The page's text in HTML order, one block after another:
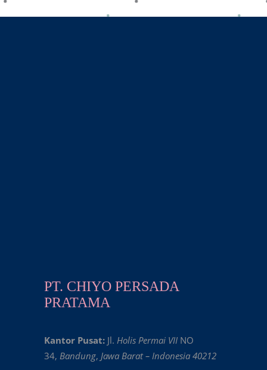
PT. CHIYO PERSADA
PRATAMA
Kantor Pusat: Jl. Holis Permai VII NO
34, Bandung, Jawa Barat – Indonesia 40212